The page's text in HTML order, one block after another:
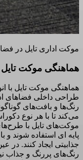
موکت اداری تایل در
هماهنگی موکت تایل
هماهنگی موکت تایل با
طراحی داخلی فضاهای
رنگ‌ها و بافت‌های
می‌کند تا با هر نوع
موکت‌های تایل با
پایه ای استفاده شوند و
جذابیتی ایجاد کنند. در
رنگ‌های پررنگ و جذاب